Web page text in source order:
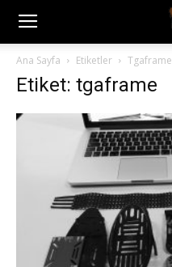
Ana Sayfa Etiketler Tgaframe
Etiket: tgaframe